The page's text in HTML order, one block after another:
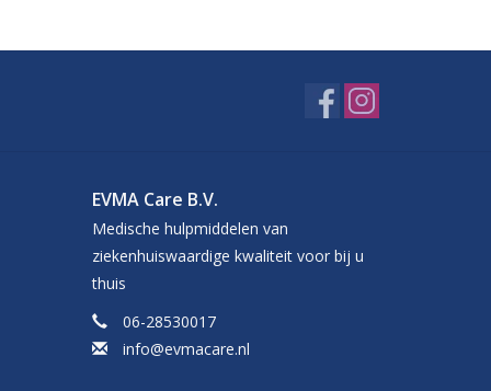
EVMA Care B.V.
Medische hulpmiddelen van
ziekenhuiswaardige kwaliteit voor bij u
thuis
06-28530017
info@evmacare.nl